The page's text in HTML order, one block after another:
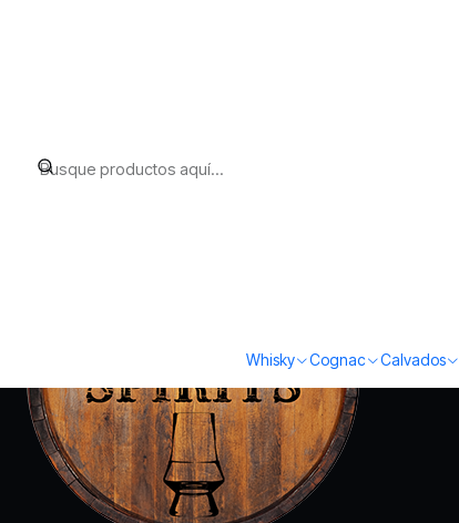
Whisky Cognac Calvados